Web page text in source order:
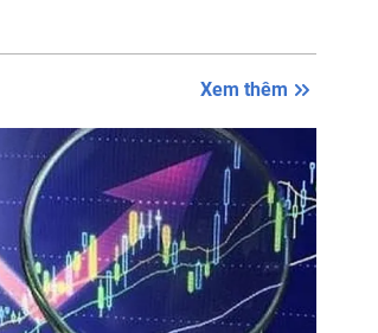
Xem thêm